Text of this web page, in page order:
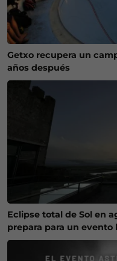
Getxo recupera un
años después
Eclipse total de Sol en
prepara para un evento